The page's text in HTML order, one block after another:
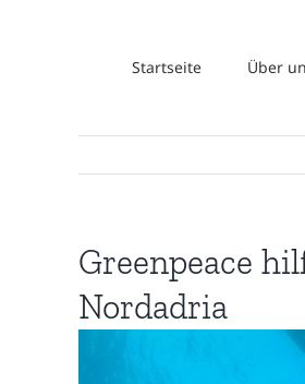
Startseite Über
Greenpeace
Nordadria